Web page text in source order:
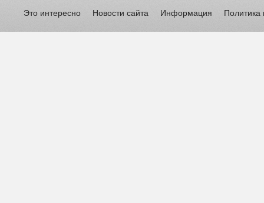
Это интересно Новости сайта Информация Политика